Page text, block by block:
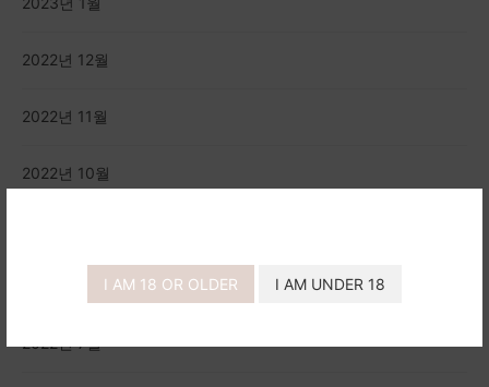
I AM 18 OR OLDER I AM UNDER 18
2022년 12월
2022년 11월
2022년 10월
2022년 7월